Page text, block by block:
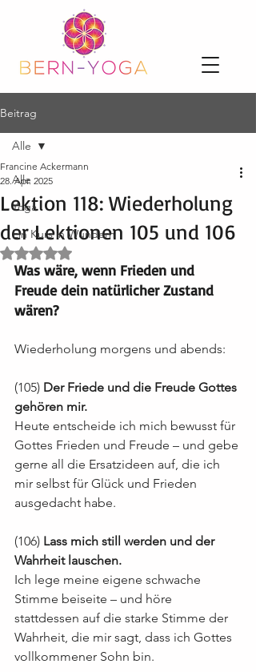
Beitrag
Alle
Yoga
Ein Kurs in Wundern
Alle
Lektion 118: Wiederholung
der Lektionen 105 und 106
Francine Ackermann
28. Apr. 2025
Mit NaN von 5 Sternen bewertet.
Was wäre, wenn Frieden und
Freude dein natürlicher Zustand
wären?
Wiederholung morgens und abends:
(105) Der Friede und die Freude Gottes
gehören mir.
Heute entscheide ich mich bewusst für
Gottes Frieden und Freude – und gebe
gerne all die Ersatzideen auf, die ich
mir selbst für Glück und Frieden
ausgedacht habe.
(106) Lass mich still werden und der
Wahrheit lauschen.
Ich lege meine eigene schwache
Stimme beiseite – und höre
stattdessen auf die starke Stimme der
Wahrheit, die mir sagt, dass ich Gottes
vollkommener Sohn bin.